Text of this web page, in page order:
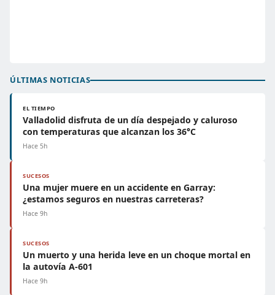
ÚLTIMAS NOTICIAS
EL TIEMPO
Valladolid disfruta de un día despejado y caluroso
con temperaturas que alcanzan los 36°C
Hace 5h
SUCESOS
Una mujer muere en un accidente en Garray:
¿estamos seguros en nuestras carreteras?
Hace 9h
SUCESOS
Un muerto y una herida leve en un choque mortal en
la autovía A-601
Hace 9h